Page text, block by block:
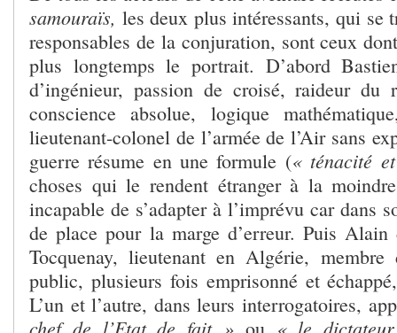
samouraïs, les deux plus intéressants, qui se
responsables de la conjuration, sont ceux
plus longtemps le portrait. D’abord
d’ingénieur, passion de croisé, raideur du
conscience absolue, logique
lieutenant-colonel de l’armée de l’Air sans
guerre résume en une formule (« ténacité
choses qui le rendent étranger à la
incapable de s’adapter à l’imprévu car dans
de place pour la marge d’erreur. Puis
Tocquenay, lieutenant en Algérie,
public, plusieurs fois emprisonné et
L’un et l’autre, dans leurs interrogatoires,